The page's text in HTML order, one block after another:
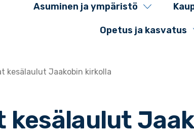
Asuminen ja ympäristö
Opetus ja kasvatus
kesälaulut Jaakobin kirkolla
kesälaulut